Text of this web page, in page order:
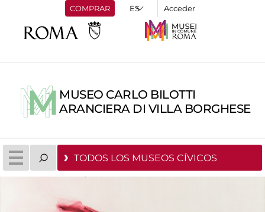
COMPRAR Acceder
MUSEO CARLO BILOTTI
ARANCIERA DI VILLA BORGHESE
TODOS LOS MUSEOS CÍVICOS